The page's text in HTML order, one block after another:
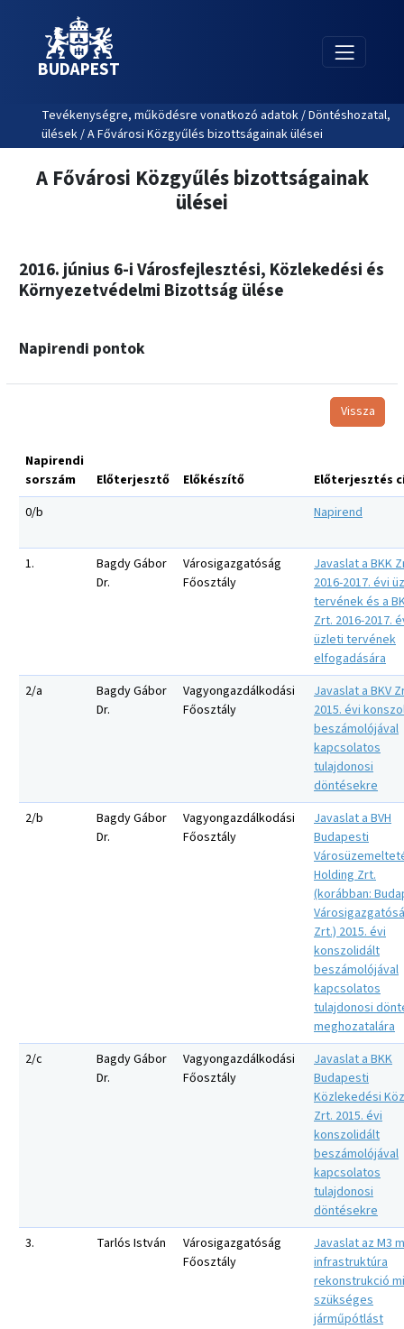
BUDAPEST
Tevékenységre, működésre vonatkozó adatok / Döntéshozatal,
ülések / A Fővárosi Közgyűlés bizottságainak ülései
A Fővárosi Közgyűlés bizottságainak
ülései
2016. június 6-i Városfejlesztési, Közlekedési és
Környezetvédelmi Bizottság ülése
Napirendi pontok
Vissza
Napirendi
sorszám
Előterjesztő Előkészítő
Előterjesztés
0/b
Napirend
1.
Bagdy Gábor
Dr.
Városigazgatóság
Főosztály
Javaslat a BKK
2016-2017. évi
tervének és a
Zrt. 2016-2017.
üzleti tervének
elfogadására
2/a
Bagdy Gábor
Dr.
Vagyongazdálkodási
Főosztály
Javaslat a BKV
2015. évi
beszámolójával
kapcsolatos
tulajdonosi
döntésekre
2/b
Bagdy Gábor
Dr.
Vagyongazdálkodási
Főosztály
Javaslat a BVH
Budapesti
Holding Zrt.
(korábban:
Zrt.) 2015. évi
konszolidált
beszámolójával
kapcsolatos
tulajdonosi
meghozatalára
2/c
Bagdy Gábor
Dr.
Vagyongazdálkodási
Főosztály
Javaslat a BKK
Budapesti
Közlekedési
Zrt. 2015. évi
konszolidált
beszámolójával
kapcsolatos
tulajdonosi
döntésekre
3.
Tarlós István
Városigazgatóság
Főosztály
Javaslat az M3
infrastruktúra
rekonstrukció
szükséges
járműpótlást